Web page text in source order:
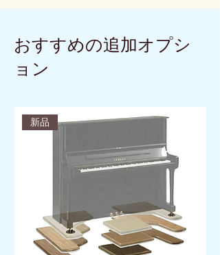
おすすめの追加オプシ
ョン
新品